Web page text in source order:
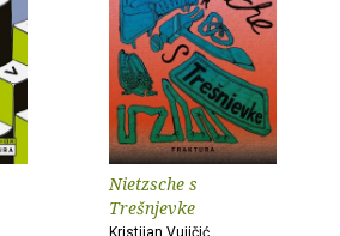
Nietzsche s
Trešnjevke
Kristijan Vujičić